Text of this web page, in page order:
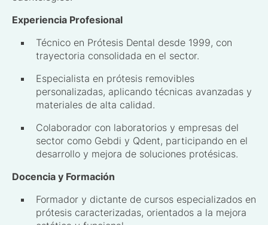
Experiencia Profesional
Técnico en Prótesis Dental desde 1999, con
trayectoria consolidada en el sector.
Especialista en prótesis removibles
personalizadas, aplicando técnicas avanzadas y
materiales de alta calidad.
Colaborador con laboratorios y empresas del
sector como Gebdi y Qdent, participando en el
desarrollo y mejora de soluciones protésicas.
Docencia y Formación
Formador y dictante de cursos especializados en
prótesis caracterizadas, orientados a la mejora